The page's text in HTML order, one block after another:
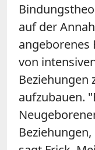
auf der
angeborenes
von
Beziehungen
aufzubauen.